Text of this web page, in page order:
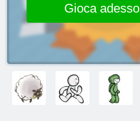
Gioca adesso